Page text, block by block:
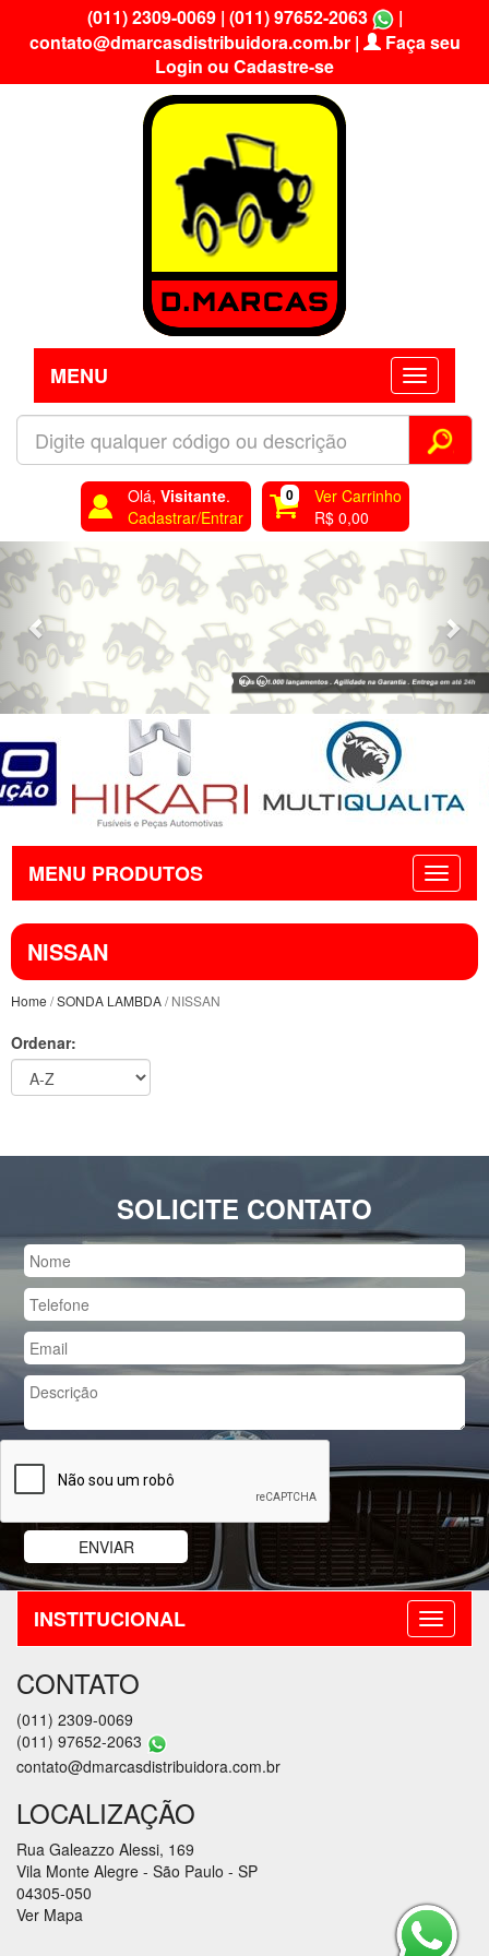
(011) 2309-0069| (011) 97652-2063
|
contato@dmarcasdistribuidora.com.br|
Faça seu
Login ou Cadastre-se
MENU
Olá, Visitante.
Cadastrar/Entrar
0
Ver Carrinho
R$ 0,00
Previous
MENU PRODUTOS
NISSAN
Home /SONDA LAMBDA/ NISSAN
Ordenar:
SOLICITE CONTATO
INSTITUCIONAL
CONTATO
(011) 2309-0069
(011) 97652-2063
contato@dmarcasdistribuidora.com.br
LOCALIZAÇÃO
Rua Galeazzo Alessi, 169
Vila Monte Alegre - São Paulo - SP
04305-050
Ver Mapa